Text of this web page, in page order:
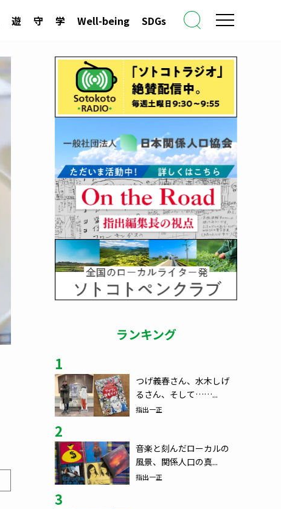
遊 守 学 Well-being SDGs
ランキング
1
つげ義春さん、水木しげ
るさん、そして……...
指出一正
2
音楽と刻んだローカルの
風景、関係人口の真...
指出一正
3